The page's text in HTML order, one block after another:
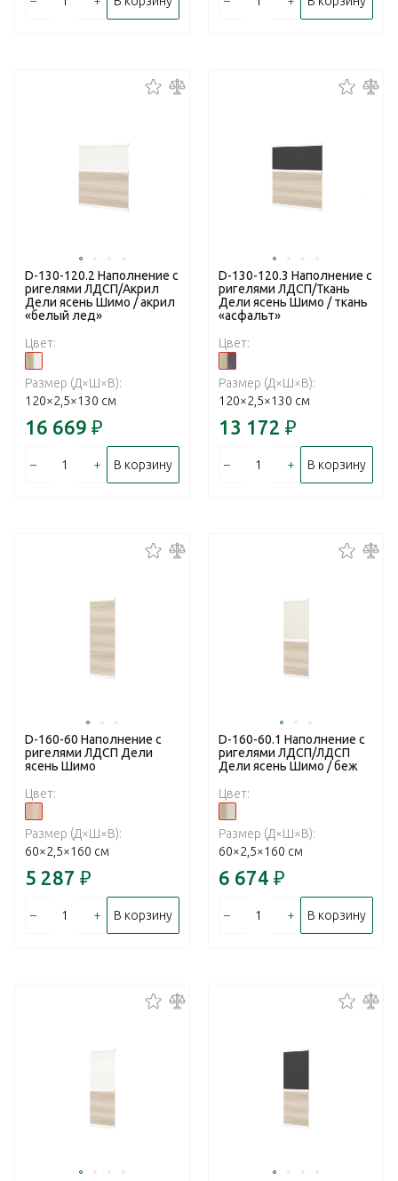
D-130-120.2 Наполнение с
ригелями ЛДСП/Акрил
Дели ясень Шимо / акрил
«белый лед»
Цвет:
Размер (Д×Ш×В):
120×2,5×130 см
16 669 ₽
– + В корзину
D-130-120.3 Наполнение с
ригелями ЛДСП/Ткань
Дели ясень Шимо / ткань
«асфальт»
Цвет:
Размер (Д×Ш×В):
120×2,5×130 см
13 172 ₽
– + В корзину
D-160-60 Наполнение с
ригелями ЛДСП Дели
ясень Шимо
Цвет:
Размер (Д×Ш×В):
60×2,5×160 см
5 287 ₽
– + В корзину
D-160-60.1 Наполнение с
ригелями ЛДСП/ЛДСП
Дели ясень Шимо / беж
Цвет:
Размер (Д×Ш×В):
60×2,5×160 см
6 674 ₽
– + В корзину